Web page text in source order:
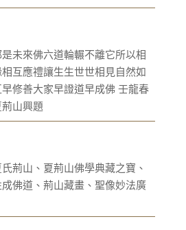
未來佛六道輪輾不離它所以相
互應禮讓生生世世相見自然如
修善大家早證道早成佛 壬龍春
山興題
荊山、夏荊山佛學典藏之寶、
佛道、荊山藏畫、聖像妙法廣